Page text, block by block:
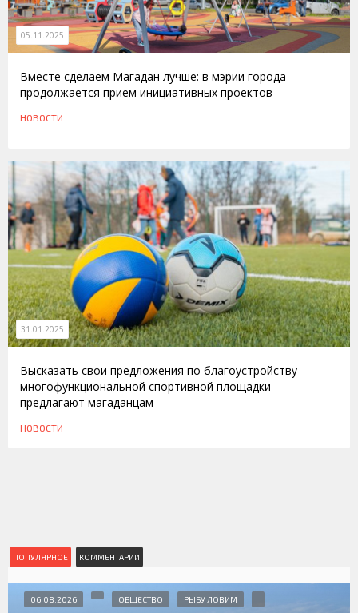
05.11.2025
Вместе сделаем Магадан лучше: в мэрии города
продолжается прием инициативных проектов
НОВОСТИ
31.01.2025
Высказать свои предложения по благоустройству
многофункциональной спортивной площадки
предлагают магаданцам
НОВОСТИ
ПОПУЛЯРНОЕ КОММЕНТАРИИ
06.08.2026 ОБЩЕСТВО РЫБУ ЛОВИМ